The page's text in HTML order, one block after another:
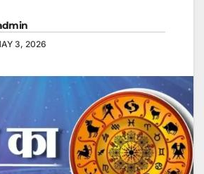
3, 2026